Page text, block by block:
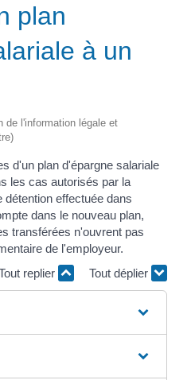
plan
à un
de l'information légale et
d'un plan d'épargne salariale
les cas autorisés par la
détention effectuée dans
dans le nouveau plan,
transférées n'ouvrent pas
de l'employeur.
replier
Tout déplier